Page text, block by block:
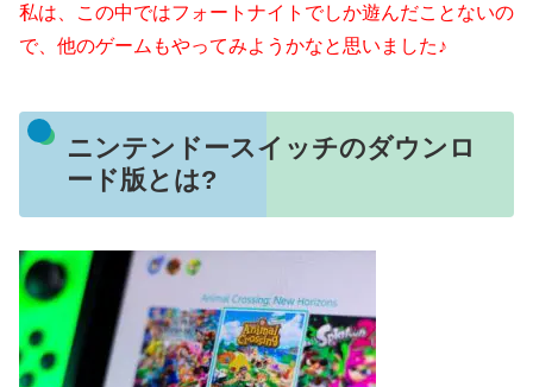
私は、この中ではフォートナイトでしか遊んだことないの
で、他のゲームもやってみようかなと思いました♪
ニンテンドースイッチのダウンロ
ード版とは?